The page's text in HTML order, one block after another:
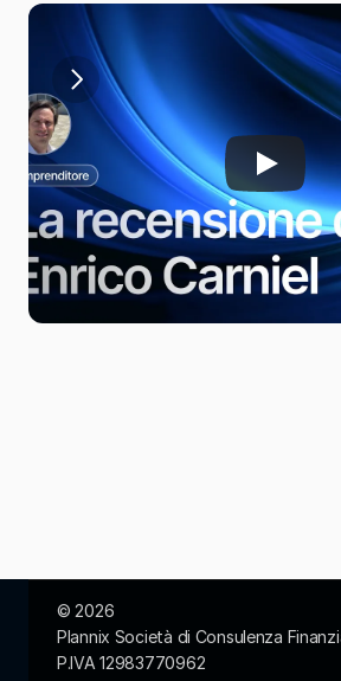
© 2026
Plannix Società di Consulenza
P.IVA 12983770962